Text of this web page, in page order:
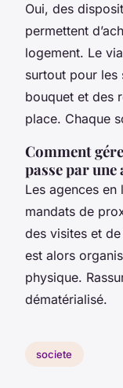
Oui, des
permettent
logement. Le
surtout pour les
bouquet et des
place. Chaque
Comment
passe par une
Les agences
mandats de
des visites et
est alors
physique.
dématérialisé.
societe